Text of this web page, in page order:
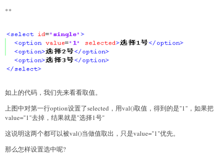
**
如上的代码，我们先来看看取值。
上图中对第一行option设置了selected，用val()取值，得到的是"1"，如果把
value="1"去掉，结果就是"选择1号"
这说明这两个都可以被val()当做值取出，只是value="1"优先。
那么怎样设置选中呢?